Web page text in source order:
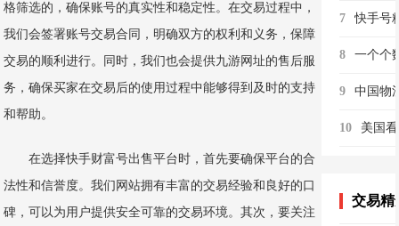
格筛选的，确保账号的真实性和稳定性。在交易过程中，
我们会签署账号交易合同，明确双方的权利和义务，保障
交易的顺利进行。同时，我们也会提供九游网址的售后服
务，确保买家在交易后的使用过程中能够得到及时的支持
和帮助。
在选择快手财富号出售平台时，首先要确保平台的合
法性和信誉度。我们网站拥有丰富的交易经验和良好的口
碑，可以为用户提供安全可靠的交易环境。其次，要关注
7 快手号
8
9
10
交易精